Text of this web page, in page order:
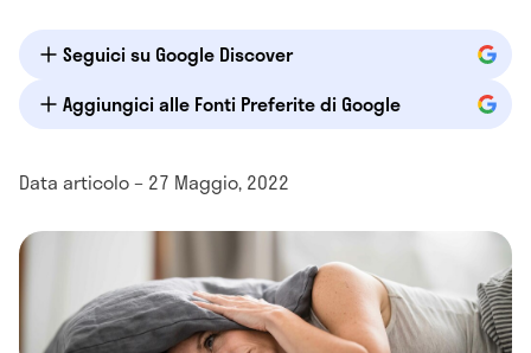
Seguici su Google Discover
Aggiungici alle Fonti Preferite di Google
Data articolo – 27 Maggio, 2022